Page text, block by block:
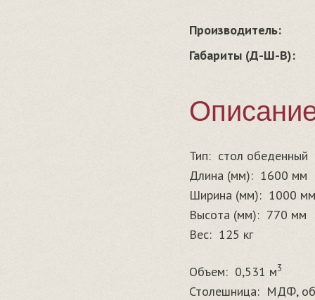
Производитель:
Габариты (Д-Ш-В):
Тип: стол обеденный
Длина (мм): 1600 мм
Ширина (мм): 1000 мм
Высота (мм): 770 мм
Вес: 125 кг
Объем: 0,531 м3
Столешница: МДФ,